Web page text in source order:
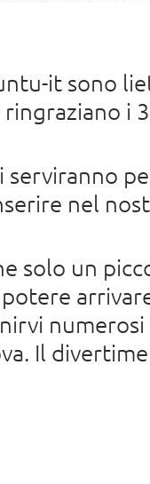
it sono
ringraziano i
serviranno
nel
solo un
Il